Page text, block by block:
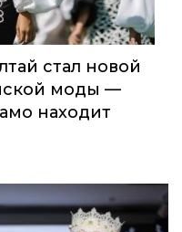
стал новой
моды —
находит